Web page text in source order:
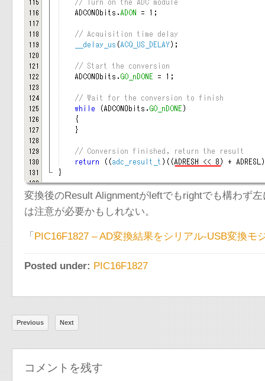
変換後のResult Alignmentがleftでもrightでも構わず
は注意が必要かもしれない。
「 PIC16F1827 – AD変換結果をシリアル-USB変換モ
Posted under: PIC16F1827
Previous Next
コメントを残す